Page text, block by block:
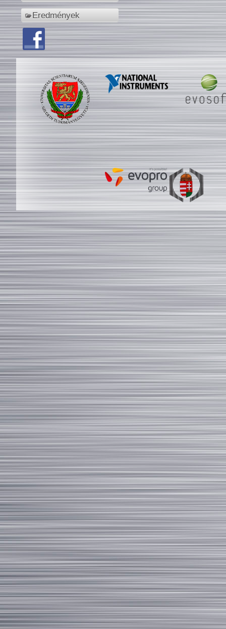
Eredmények